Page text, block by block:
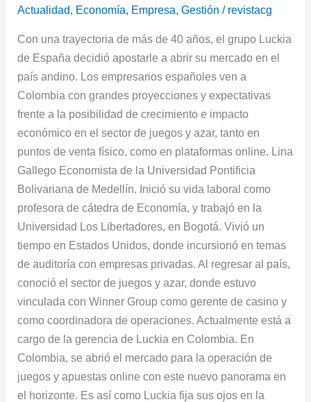
Actualidad, Economía, Empresa,Gestión / revistacg
Con una trayectoria de más de 40 años, el grupo Luckia
de España decidió apostarle a abrir su mercado en el
país andino. Los empresarios españoles ven a
Colombia con grandes proyecciones y expectativas
frente a la posibilidad de crecimiento e impacto
económico en el sector de juegos y azar, tanto en
puntos de venta físico, como en plataformas online. Lina
Gallego Economista de la Universidad Pontificia
Bolivariana de Medellín. Inició su vida laboral como
profesora de cátedra de Economía, y trabajó en la
Universidad Los Libertadores, en Bogotá. Vivió un
tiempo en Estados Unidos, donde incursionó en temas
de auditoría con empresas privadas. Al regresar al país,
conoció el sector de juegos y azar, donde estuvo
vinculada con Winner Group como gerente de casino y
como coordinadora de operaciones. Actualmente está a
cargo de la gerencia de Luckia en Colombia. En
Colombia, se abrió el mercado para la operación de
juegos y apuestas online con este nuevo panorama en
el horizonte. Es así como Luckia fija sus ojos en la
que
apuesta
a
Colombia